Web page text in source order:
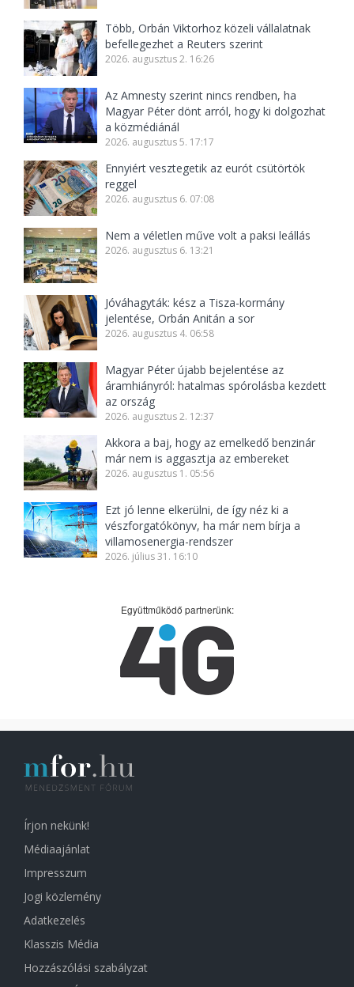
Több, Orbán Viktorhoz közeli vállalatnak
befellegezhet a Reuters szerint
2026. augusztus 2. 16:26
Az Amnesty szerint nincs rendben, ha
Magyar Péter dönt arról, hogy ki dolgozhat
a közmédiánál
2026. augusztus 5. 17:17
Ennyiért vesztegetik az eurót csütörtök
reggel
2026. augusztus 6. 07:08
Nem a véletlen műve volt a paksi leállás
2026. augusztus 6. 13:21
Jóváhagyták: kész a Tisza-kormány
jelentése, Orbán Anitán a sor
2026. augusztus 4. 06:58
Magyar Péter újabb bejelentése az
áramhiányról: hatalmas spórolásba kezdett
az ország
2026. augusztus 2. 12:37
Akkora a baj, hogy az emelkedő benzinár
már nem is aggasztja az embereket
2026. augusztus 1. 05:56
Ezt jó lenne elkerülni, de így néz ki a
vészforgatókönyv, ha már nem bírja a
villamosenergia-rendszer
2026. július 31. 16:10
Együttműködő partnerünk:
Írjon nekünk!
Médiaajánlat
Impresszum
Jogi közlemény
Adatkezelés
Klasszis Média
Hozzászólási szabályzat